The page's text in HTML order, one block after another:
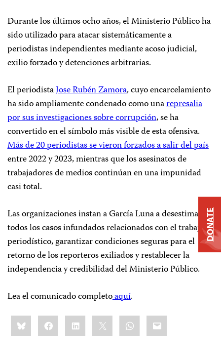
Durante los últimos ocho años, el Ministerio Público ha
sido utilizado para atacar sistemáticamente a
periodistas independientes mediante acoso judicial,
exilio forzado y detenciones arbitrarias.
El periodistaJose Rubén Zamora, cuyo encarcelamiento
ha sido ampliamente condenado como unarepresalia
por sus investigaciones sobre corrupción, se ha
convertido en el símbolo más visible de esta ofensiva.
Más de 20 periodistas se vieron forzados a salir del país
entre 2022 y 2023, mientras que los asesinatos de
trabajadores de medios continúan en una impunidad
casi total.
Las organizaciones instan a García Luna a desestimar
todos los casos infundados relacionados con el trabajo
periodístico, garantizar condiciones seguras para el
retorno de los reporteros exiliados y restablecer la
independencia y credibilidad del Ministerio Público.
Lea el comunicado completoaquí.
Share
this:BlueskyFacebookLinkedIn WhatsApp
Email
DONATE